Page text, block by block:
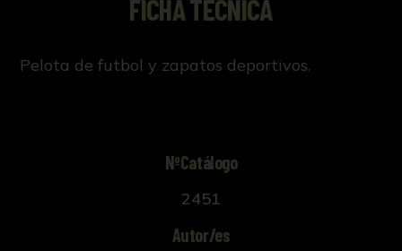
FICHA TÉCNICA
Pelota de futbol y zapatos deportivos.
NºCatálogo
2451
Autor/es